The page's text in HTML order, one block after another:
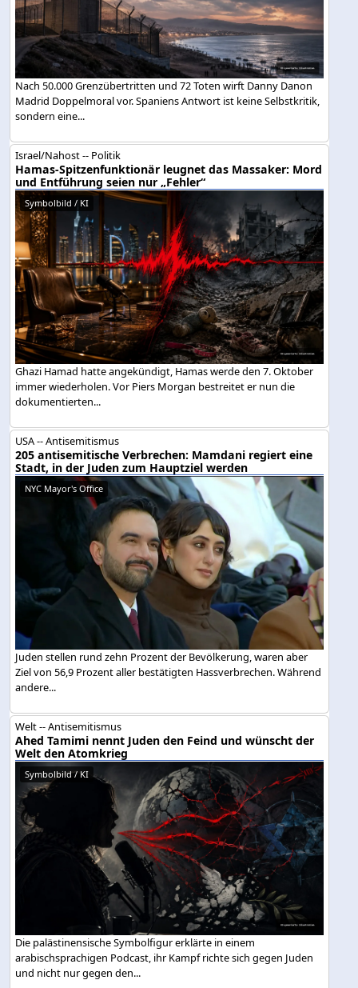
Nach 50.000 Grenzübertritten und 72 Toten wirft Danny Danon
Madrid Doppelmoral vor. Spaniens Antwort ist keine Selbstkritik,
sondern eine...
Israel/Nahost -- Politik
Hamas-Spitzenfunktionär leugnet das Massaker: Mord
und Entführung seien nur „Fehler“
Symbolbild / KI
Ghazi Hamad hatte angekündigt, Hamas werde den 7. Oktober
immer wiederholen. Vor Piers Morgan bestreitet er nun die
dokumentierten...
USA -- Antisemitismus
205 antisemitische Verbrechen: Mamdani regiert eine
Stadt, in der Juden zum Hauptziel werden
NYC Mayor's Office
Juden stellen rund zehn Prozent der Bevölkerung, waren aber
Ziel von 56,9 Prozent aller bestätigten Hassverbrechen. Während
andere...
Welt -- Antisemitismus
Ahed Tamimi nennt Juden den Feind und wünscht der
Welt den Atomkrieg
Symbolbild / KI
Die palästinensische Symbolfigur erklärte in einem
arabischsprachigen Podcast, ihr Kampf richte sich gegen Juden
und nicht nur gegen den...